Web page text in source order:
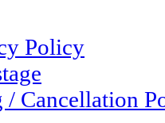
Policy
Cancellation